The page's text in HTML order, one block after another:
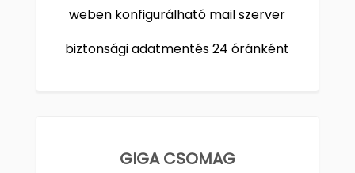
weben konfigurálható mail szerver
biztonsági adatmentés 24 óránként
GIGA CSOMAG